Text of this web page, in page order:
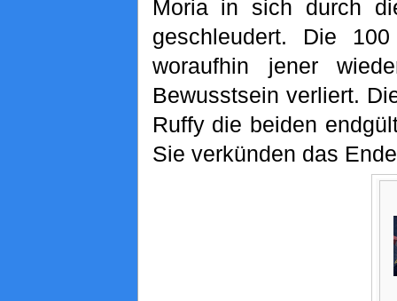
Moria in sich durch
geschleudert. Die
woraufhin jener
Bewusstsein verliert.
Ruffy die beiden
Sie verkünden das